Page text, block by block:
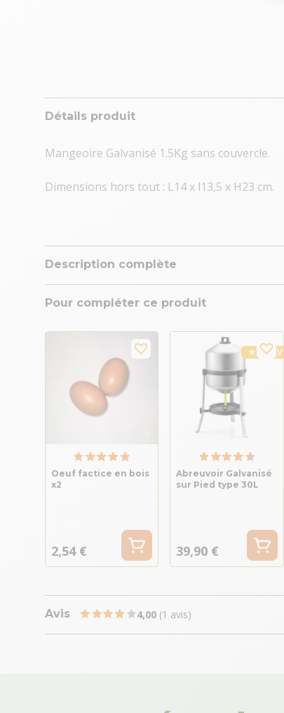
Détails produit
Mangeoire Galvanisé 1.5Kg sans couvercle.
Dimensions hors tout : L14 x l13,5 x H23 cm.
Description complète
Pour compléter ce produit
Oeuf factice en bois
x2
2,54 €
★ Top
Abreuvoir Galvanisé
sur Pied type 30L
39,90 €
Avis 4,00 (1 avis)